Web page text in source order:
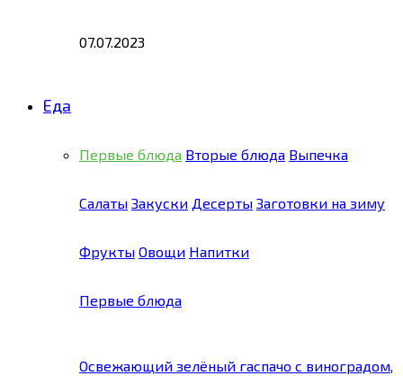
07.07.2023
Еда
Первые блюда Вторые блюда Выпечка
Салаты Закуски Десерты Заготовки на зиму
Фрукты Овощи Напитки
Первые блюда
Освежающий зелёный гаспачо с виноградом,